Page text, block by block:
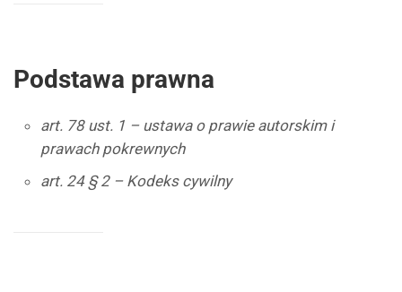
Podstawa prawna
art. 78 ust. 1 – ustawa o prawie autorskim i
prawach pokrewnych
art. 24 § 2 – Kodeks cywilny